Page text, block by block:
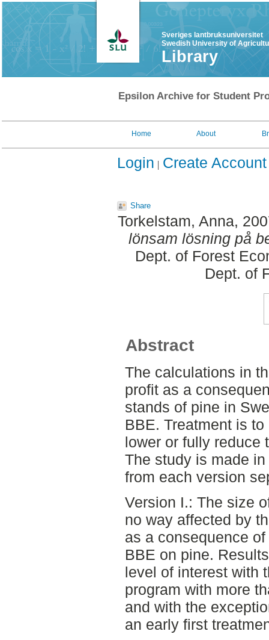
Sveriges lantbruksuniversitet
Swedish University of
Library
Epsilon Archive for Student
Home About
Login Create Account
Share
Torkelstam, Anna,
lönsam lösning på
Dept. of Forest
Dept. of
Abstract
The calculations in
profit as a
stands of pine in
BBE. Treatment is
lower or fully reduce
The study is made
from each version
Version I.: The size
no way affected by
as a consequence
BBE on pine.
level of interest with
program with more
and with the
an early first